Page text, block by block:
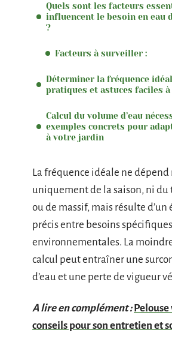
Quels sont les facteurs
influencent le besoin en eau
?
Facteurs à surveiller :
Déterminer la fréquence
pratiques et astuces faciles
Calcul du volume d’eau
exemples concrets pour
à votre jardin
La fréquence idéale ne dépend
uniquement de la saison, ni du
ou de massif, mais résulte
précis entre besoins
environnementales. La
calcul peut entraîner une
d’eau et une perte de vigueur
A lire en complément : Pelouse
conseils pour son entretien et